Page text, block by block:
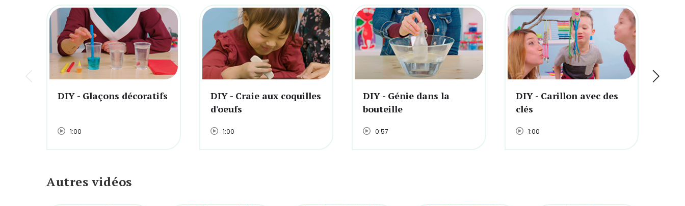
DIY - Glaçons décoratifs
1:00
DIY - Craie aux coquilles
d'oeufs
1:00
DIY - Génie dans la
bouteille
0:57
DIY - Carillon avec des
clés
1:00
Autres vidéos